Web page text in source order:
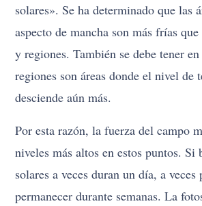
solares». Se ha determinado que las
aspecto de mancha son más frías
y regiones. También se debe tener
regiones son áreas donde el nivel de
desciende aún más.
Por esta razón, la fuerza del campo
niveles más altos en estos puntos. Si
solares a veces duran un día, a veces
permanecer durante semanas. La